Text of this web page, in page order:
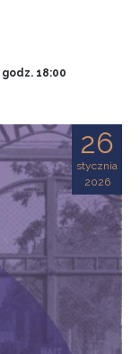
18:00
26
stycznia
2026